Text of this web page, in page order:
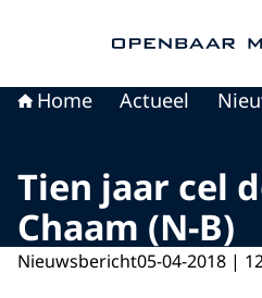
Home Actueel
Tien jaar cel
Chaam (N-B)
Nieuwsbericht05-04-2018 |